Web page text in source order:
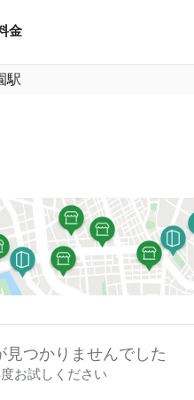
金
駅
見つかりませんでした
お試しください